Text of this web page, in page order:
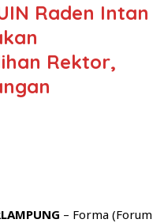
Raden Intan
Rektor,
– Forma (Forum